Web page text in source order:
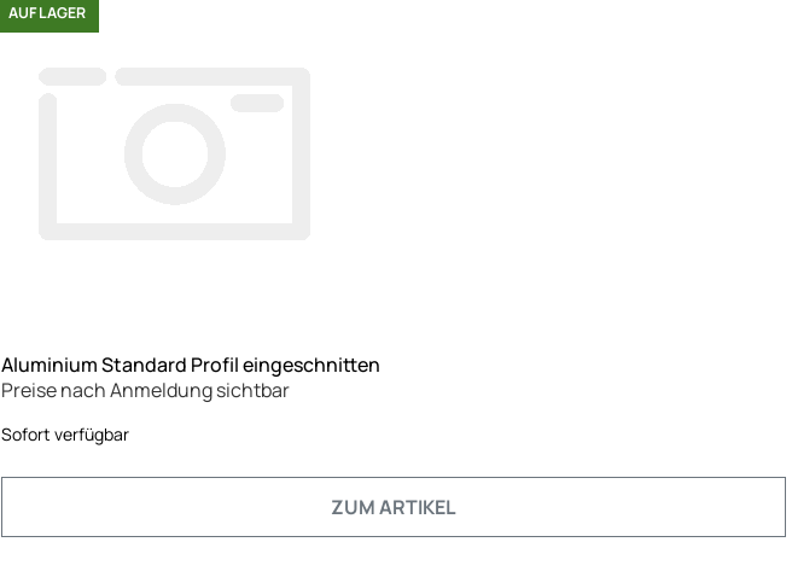
AUF LAGER
Aluminium Standard Profil eingeschnitten
Preise nach Anmeldung sichtbar
Sofort verfügbar
ZUM ARTIKEL